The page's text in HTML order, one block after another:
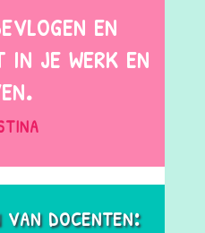
en
je werk en
van docenten: